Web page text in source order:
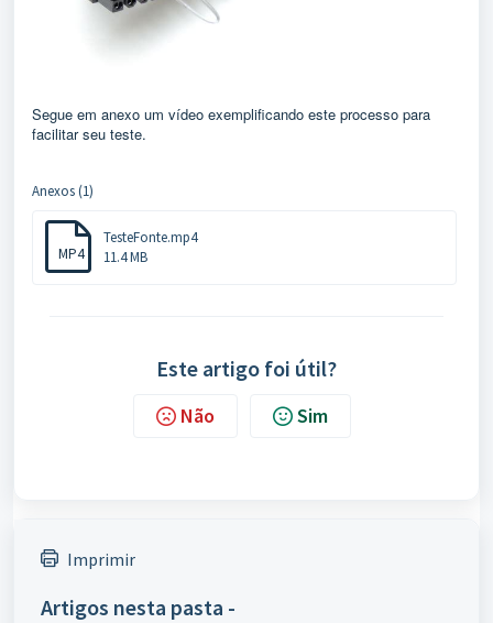
Segue em anexo um vídeo exemplificando este processo para
facilitar seu teste.
Anexos (1)
MP4
TesteFonte.mp4
11.4 MB
Este artigo foi útil?
Não Sim
Imprimir
Artigos nesta pasta -